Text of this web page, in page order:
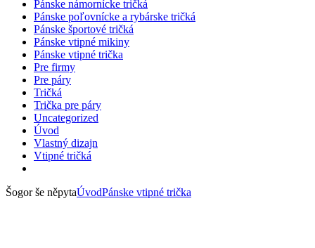
Pánske námornícke tričká
Pánske poľovnícke a rybárske tričká
Pánske športové tričká
Pánske vtipné mikiny
Pánske vtipné trička
Pre firmy
Pre páry
Tričká
Trička pre páry
Uncategorized
Úvod
Vlastný dizajn
Vtipné tričká
Šogor še něpytaÚvodPánske vtipné trička